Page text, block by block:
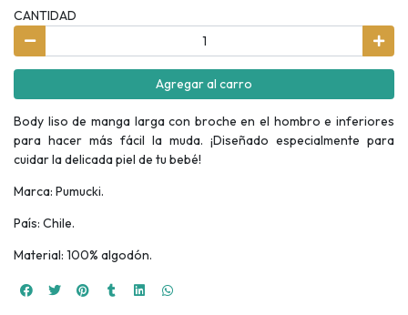
CANTIDAD
Agregar al carro
Body liso de manga larga con broche en el hombro e inferiores
para hacer más fácil la muda. ¡Diseñado especialmente para
cuidar la delicada piel de tu bebé!
Marca: Pumucki.
País: Chile.
Material: 100% algodón.